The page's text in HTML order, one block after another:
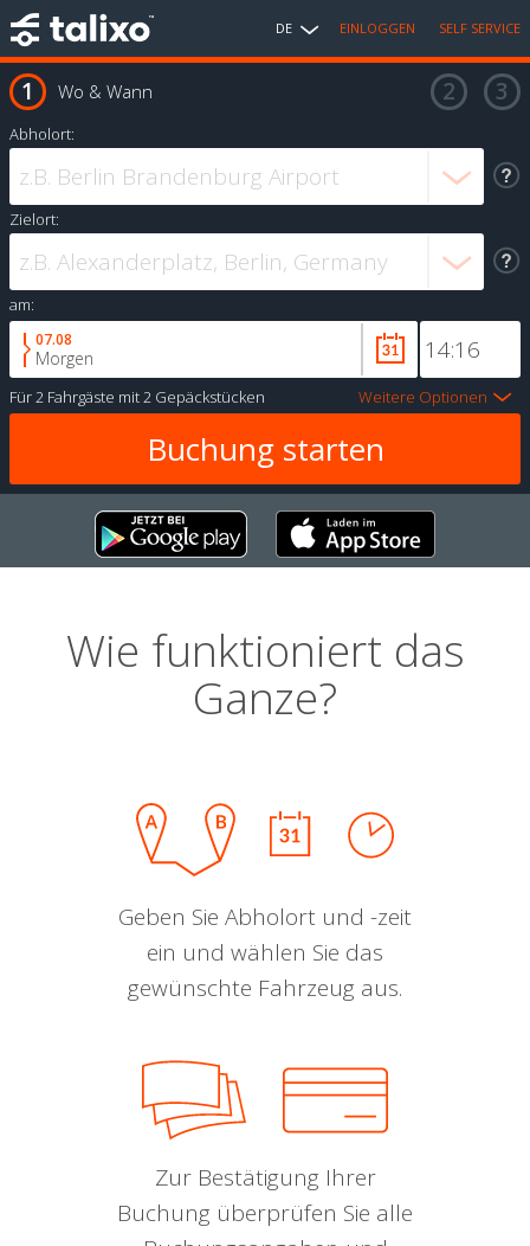
DE EINLOGGEN SELF SERVICE
Wo & Wann
Abholort:
Zielort:
am:
07.08
Morgen
Für2 Fahrgäste mit2 Gepäckstücken Weitere Optionen
Wie funktioniert das
Ganze?
Geben Sie Abholort und -zeit
ein und wählen Sie das
gewünschte Fahrzeug aus.
Zur Bestätigung Ihrer
Buchung überprüfen Sie alle